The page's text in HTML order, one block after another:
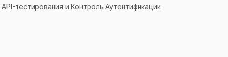
тестирования и Контроль Аутентификации